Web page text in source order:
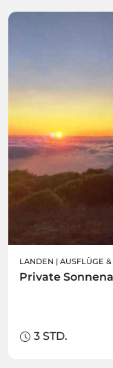
LANDEN | AUSFLÜGE
Private
3 STD.